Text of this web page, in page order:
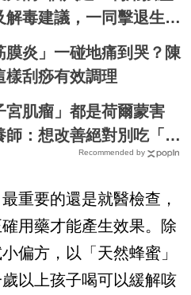
解毒建議，一同擊退生
膜炎」一碰地痛到哭？陳
樣刮痧有效調理
宮肌瘤」都是荷爾蒙害
師：想改善絕對別吃「4
Recommended by
重要的還是就醫檢查，
用藥才能產生效果。除
偏方，以「天然蜂蜜」
以上孩子喝可以緩解咳